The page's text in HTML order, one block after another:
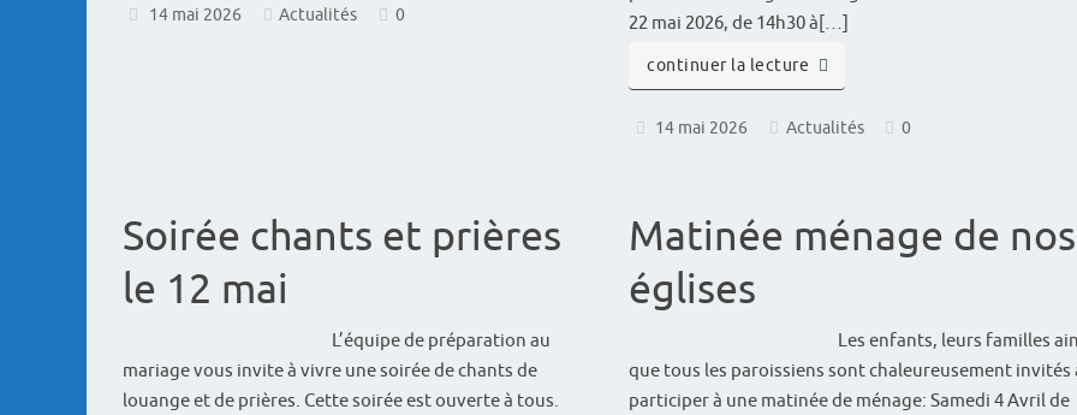
14 mai 2026 Actualités 0
22 mai 2026, de 14h30 à[…]
continuer la lecture
14 mai 2026 Actualités 0
Soirée chants et prières
le 12 mai
L’équipe de préparation au
mariage vous invite à vivre une soirée de chants de
louange et de prières. Cette soirée est ouverte à tous.
Matinée ménage de nos
églises
Les enfants, leurs familles
que tous les paroissiens sont chaleureusement invités
participer à une matinée de ménage: Samedi 4 Avril de